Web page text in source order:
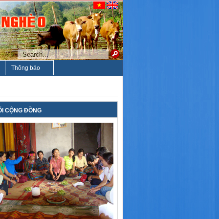
Thông báo
CỘNG ĐỒNG